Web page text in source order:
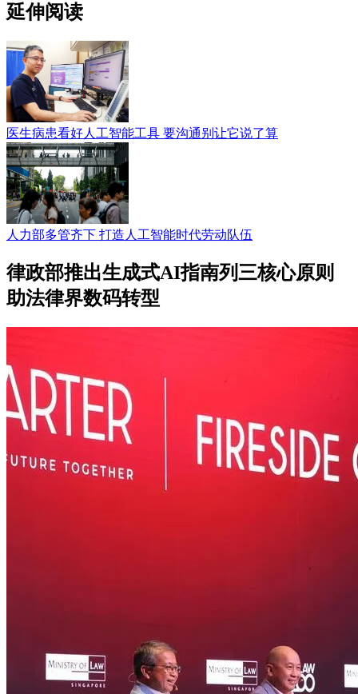
延伸阅读
医生病患看好人工智能工具 要沟通别让它说了算
人力部多管齐下 打造人工智能时代劳动队伍
律政部推出生成式AI指南列三核心原则
助法律界数码转型